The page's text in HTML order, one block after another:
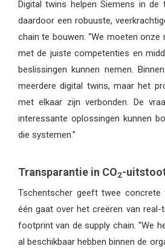
Digital twins helpen Siemens in
daardoor een robuuste,
chain te bouwen. “We moeten onze
met de juiste competenties en
beslissingen kunnen nemen.
meerdere digital twins, maar het
met elkaar zijn verbonden. De
interessante oplossingen kunnen
die systemen.”
Transparantie in CO2-
Tschentscher geeft twee concrete
één gaat over het creëren van real-
footprint van de supply chain. “We
al beschikbaar hebben binnen de